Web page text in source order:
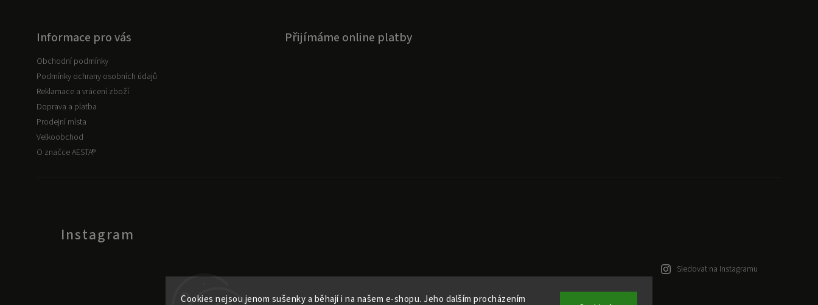
Cookies nejsou jenom sušenky a běhají i na našem e-shopu. Jeho dalším procházením
Informace pro vás
Obchodní podmínky
Podmínky ochrany osobních údajů
Reklamace a vrácení zboží
Doprava a platba
Prodejní místa
Velkoobchod
O značce AESTA®
Instagram
Sledovat na Instagramu
Přijímáme online platby